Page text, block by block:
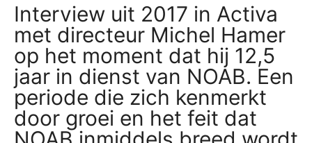
Interview uit 2017 in Activa
met directeur Michel Hamer
op het moment dat hij 12,5
jaar in dienst van NOAB. Een
periode die zich kenmerkt
door groei en het feit dat